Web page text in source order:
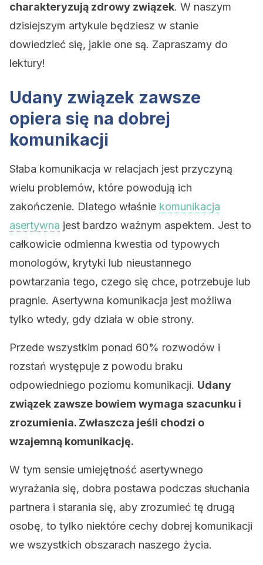
charakteryzują zdrowy związek. W naszym
dzisiejszym artykule będziesz w stanie
dowiedzieć się, jakie one są. Zapraszamy do
lektury!
Udany związek zawsze
opiera się na dobrej
komunikacji
Słaba komunikacja w relacjach jest przyczyną
wielu problemów, które powodują ich
zakończenie. Dlatego właśnie komunikacja
asertywna jest bardzo ważnym aspektem. Jest to
całkowicie odmienna kwestia od typowych
monologów, krytyki lub nieustannego
powtarzania tego, czego się chce, potrzebuje lub
pragnie. Asertywna komunikacja jest możliwa
tylko wtedy, gdy działa w obie strony.
Przede wszystkim ponad 60% rozwodów i
rozstań występuje z powodu braku
odpowiedniego poziomu komunikacji. Udany
związek zawsze bowiem wymaga szacunku i
zrozumienia. Zwłaszcza jeśli chodzi o
wzajemną komunikację.
W tym sensie umiejętność asertywnego
wyrażania się, dobra postawa podczas słuchania
partnera i starania się, aby zrozumieć tę drugą
osobę, to tylko niektóre cechy dobrej komunikacji
we wszystkich obszarach naszego życia.